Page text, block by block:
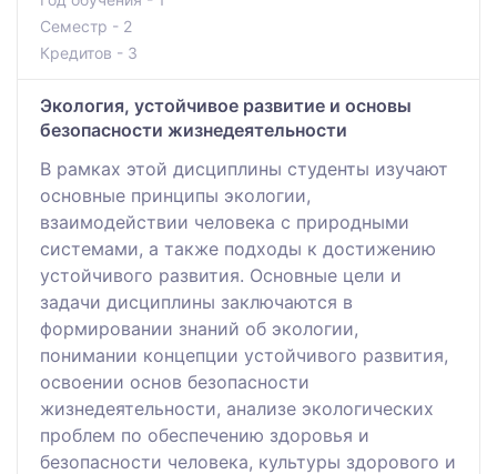
Семестр - 2
Кредитов - 3
Экология, устойчивое развитие и основы
безопасности жизнедеятельности
В рамках этой дисциплины студенты изучают
основные принципы экологии,
взаимодействии человека с природными
системами, а также подходы к достижению
устойчивого развития. Основные цели и
задачи дисциплины заключаются в
формировании знаний об экологии,
понимании концепции устойчивого развития,
освоении основ безопасности
жизнедеятельности, анализе экологических
проблем по обеспечению здоровья и
безопасности человека, культуры здорового и